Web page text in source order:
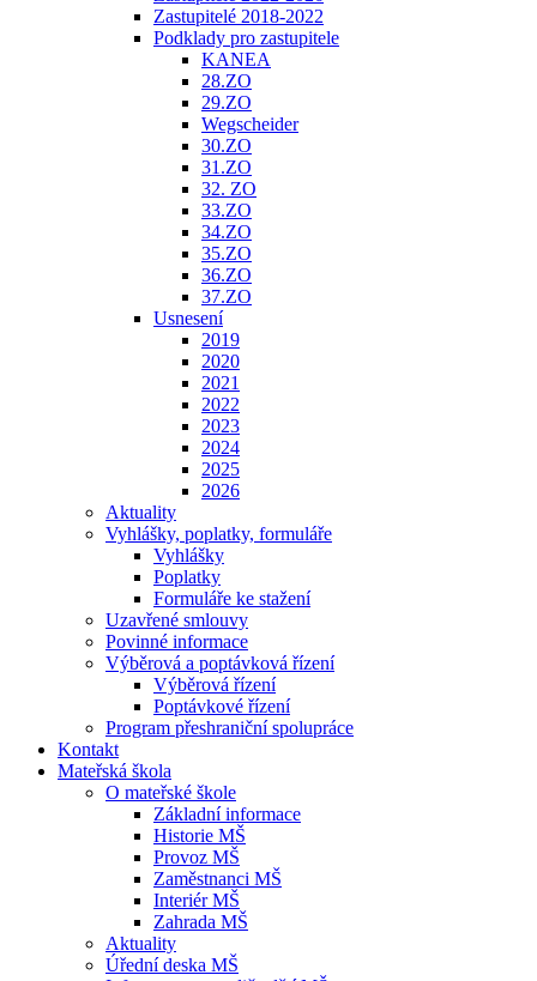
Zastupitelé 2018-2022
Podklady pro zastupitele
KANEA
28.ZO
29.ZO
Wegscheider
30.ZO
31.ZO
32. ZO
33.ZO
34.ZO
35.ZO
36.ZO
37.ZO
Usnesení
2019
2020
2021
2022
2023
2024
2025
2026
Aktuality
Vyhlášky, poplatky, formuláře
Vyhlášky
Poplatky
Formuláře ke stažení
Uzavřené smlouvy
Povinné informace
Výběrová a poptávková řízení
Výběrová řízení
Poptávkové řízení
Program přeshraniční spolupráce
Kontakt
Mateřská škola
O mateřské škole
Základní informace
Historie MŠ
Provoz MŠ
Zaměstnanci MŠ
Interiér MŠ
Zahrada MŠ
Aktuality
Úřední deska MŠ